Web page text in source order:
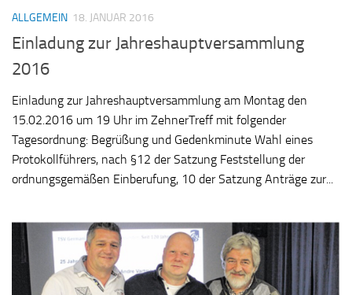
ALLGEMEIN 18. JANUAR 2016
Einladung zur Jahreshauptversammlung
2016
Einladung zur Jahreshauptversammlung am Montag den
15.02.2016 um 19 Uhr im ZehnerTreff mit folgender
Tagesordnung: Begrüßung und Gedenkminute Wahl eines
Protokollführers, nach §12 der Satzung Feststellung der
ordnungsgemäßen Einberufung, 10 der Satzung Anträge zur...